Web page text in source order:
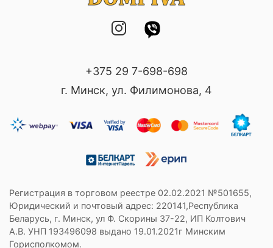
+375 29 7-698-698
г. Минск, ул. Филимонова, 4
Регистрация в торговом реестре 02.02.2021 №501655,
Юридический и почтовый адрес: 220141,Республика
Беларусь, г. Минск, ул Ф. Скорины 37-22, ИП Колтович
А.В. УНП 193496098 выдано 19.01.2021г Минским
Горисполкомом.